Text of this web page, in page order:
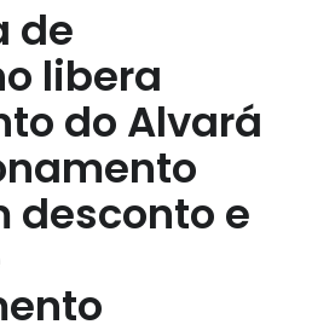
de
libera
do Alvará
desconto e